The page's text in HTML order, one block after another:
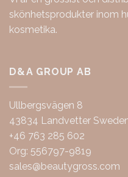
skönhetsprodukter inom
kosmetika.
D&A GROUP AB
Ullbergsvägen 8
43834 Landvetter
+46 763 285 602
Org: 556797-9819
sales@beautygross.com